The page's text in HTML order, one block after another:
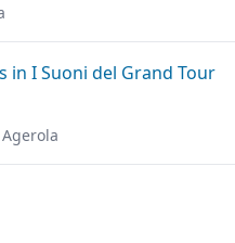
in I Suoni del Grand Tour